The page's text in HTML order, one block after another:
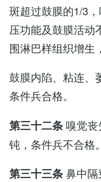
斑超过鼓膜的1/3
压功能及鼓膜活动
围淋巴样组织增生
鼓膜内陷、粘连、
条件兵合格。
第三十二条 嗅觉
钝，条件兵不合格。
第三十三条鼻中